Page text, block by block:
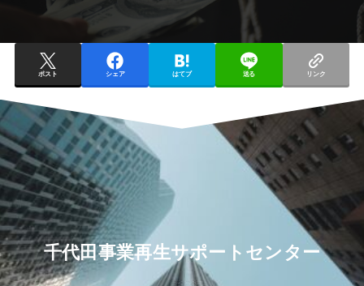
ポスト シェア はてブ 送る リンク
千代田事業再生サポートセンター